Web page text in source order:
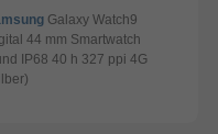
Galaxy Watch9
44 mm Smartwatch
IP68 40 h 327 ppi 4G